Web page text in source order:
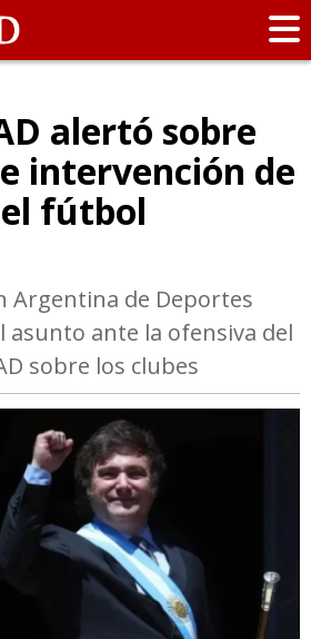
alertó sobre
intervención de
el fútbol
Argentina de Deportes
asunto ante la ofensiva del
sobre los clubes